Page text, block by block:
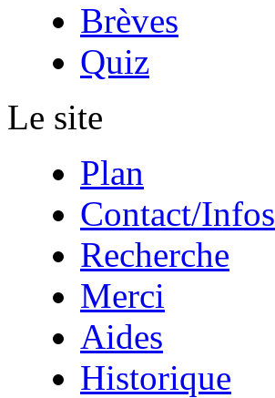
Brèves
Quiz
Le site
Plan
Contact/Infos
Recherche
Merci
Aides
Historique